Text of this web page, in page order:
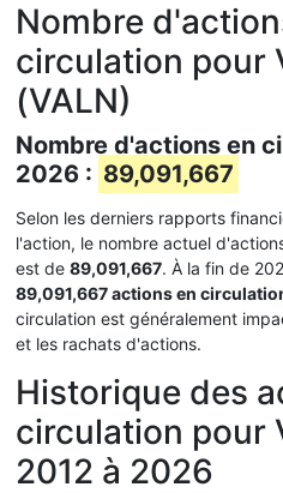
Nombre
circulation pour
(VALN)
Nombre d'actions en
2026 : 89,091,667
Selon les derniers rapports
l'action, le nombre actuel
est de 89,091,667. À la fin de
89,091,667 actions en
circulation est généralement
et les rachats d'actions.
Historique des
circulation pour
2012 à 2026